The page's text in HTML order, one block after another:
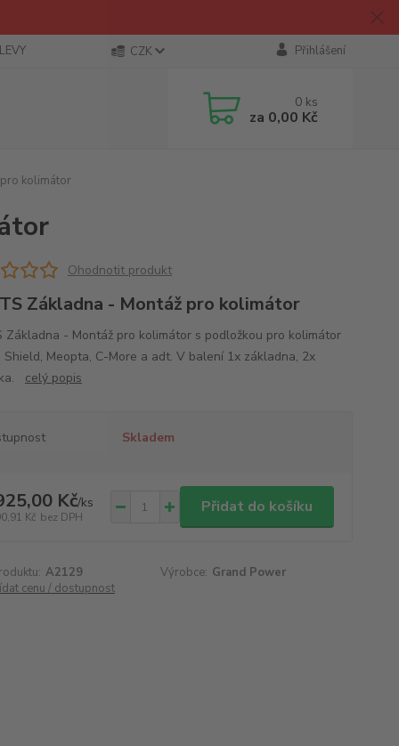
CZK Přihlášení
0 ks
za 0,00 Kč
kolimátor
Ohodnotit produkt
Základna - Montáž pro kolimátor
Základna - Montáž pro kolimátor s podložkou pro kolimátor
Shield, Meopta, C-More a adt. V balení 1x základna, 2x
celý popis
Skladem
Kč/ks
Kč bez DPH
Přidat do košíku
A2129 Výrobce: Grand Power
cenu / dostupnost